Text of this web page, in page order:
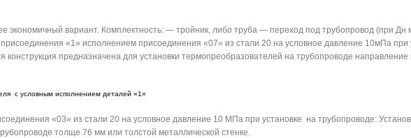
экономичный вариант. Комплектность: — тройник, либо труба — переход под трубопровод (при
«1» исполнением присоединения «07» из стали 20 на условное давление 10мПа
предназначена для установки термопреобразователей на трубопроводе
с условным исполнением деталей «1»
«03» из стали 20 на условное давление 10 МПа при установке на трубопроводе:
толще 76 мм или толстой металлической стенке.